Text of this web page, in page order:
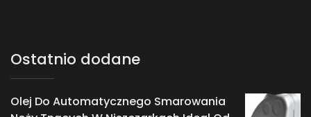
Ostatnio dodane
Olej Do Automatycznego Smarowania